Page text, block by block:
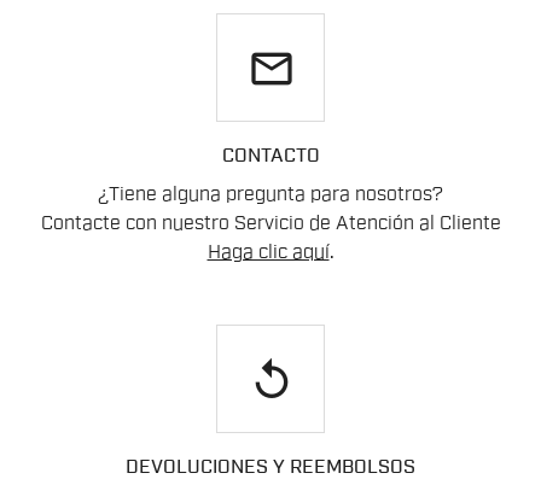
email
CONTACTO
¿Tiene alguna pregunta para nosotros?
Contacte con nuestro Servicio de Atención al Cliente
Haga clic aquí.
replay
DEVOLUCIONES Y REEMBOLSOS